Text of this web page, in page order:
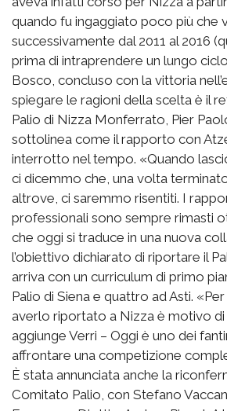
quando fu ingaggiato poco più che
successivamente dal 2011 al 2016
prima di intraprendere un lungo
Bosco, concluso con la vittoria
spiegare le ragioni della scelta è il
Palio di Nizza Monferrato, Pier
sottolinea come il rapporto con
interrotto nel tempo. «Quando
ci dicemmo che, una volta
altrove, ci saremmo risentiti. I
professionali sono sempre rimasti
che oggi si traduce in una nuova
l’obiettivo dichiarato di riportare il
arriva con un curriculum di primo
Palio di Siena e quattro ad Asti.
averlo riportato a Nizza è motivo
aggiunge Verri – Oggi è uno dei
affrontare una competizione
È stata annunciata anche la
Comitato Palio, con Stefano